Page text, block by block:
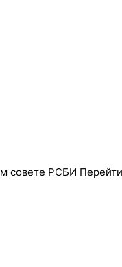
совете РСБИ